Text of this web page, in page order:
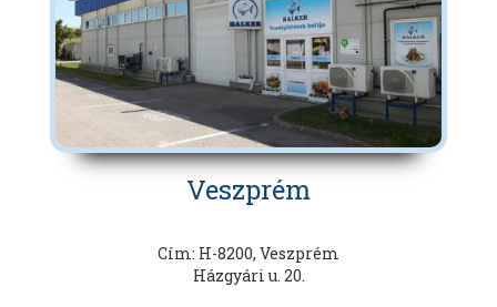
Veszprém
Cím: H-8200, Veszprém
Házgyári u. 20.